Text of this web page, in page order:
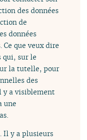
des données
de
données
Ce que veux dire
qui, sur le
la tutelle, pour
des
y a visiblement
une
Il y a plusieurs